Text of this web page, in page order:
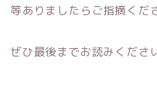
等ありましたらご指摘くだ
ぜひ最後までお読みください